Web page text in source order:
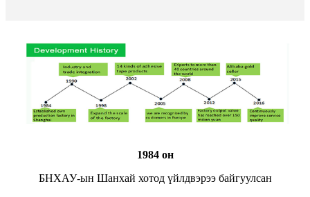
1984 он
БНХАУ-ын Шанхай хотод үйлдвэрээ байгуулсан